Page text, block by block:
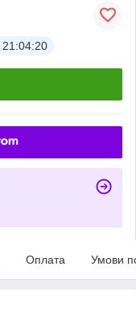
21:04:20
Оплата Умови